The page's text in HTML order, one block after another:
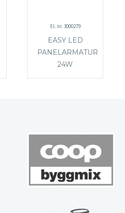
El. nr. 3000279
EASY LED
PANELARMATUR
24W